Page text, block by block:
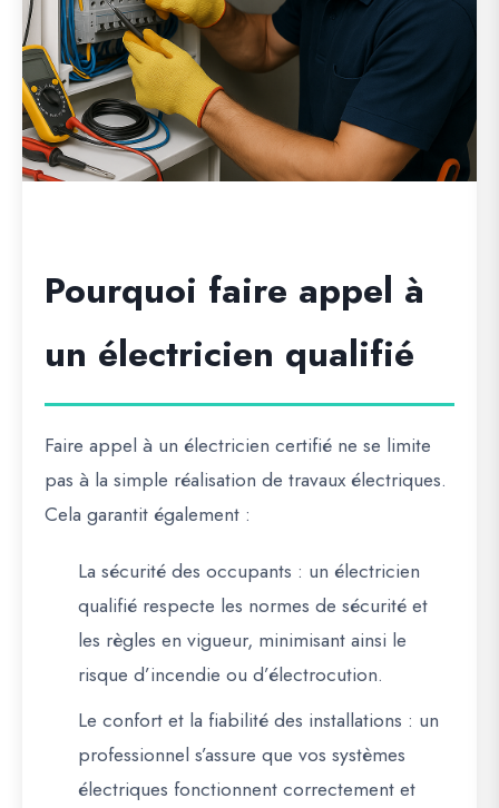
Pourquoi faire appel à
un électricien qualifié
Faire appel à un électricien certifié ne se limite
pas à la simple réalisation de travaux électriques.
Cela garantit également :
La sécurité des occupants : un électricien
qualifié respecte les normes de sécurité et
les règles en vigueur, minimisant ainsi le
risque d’incendie ou d’électrocution.
Le confort et la fiabilité des installations : un
professionnel s’assure que vos systèmes
électriques fonctionnent correctement et